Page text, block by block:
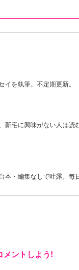
を執筆。不定期更新。
新宅に興味がない人は読
・編集なしで吐露。毎
メントしよう!